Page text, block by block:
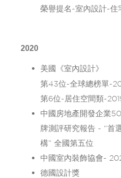
榮譽提名-室內設計-住
2020
美國《室內設計》
第43位-全球總榜單-
第6位-居住空間類-
中國房地產開發企業
牌測評研究報告 - “首
構” 全國第五位
中國室內裝飾協會-
德國設計獎